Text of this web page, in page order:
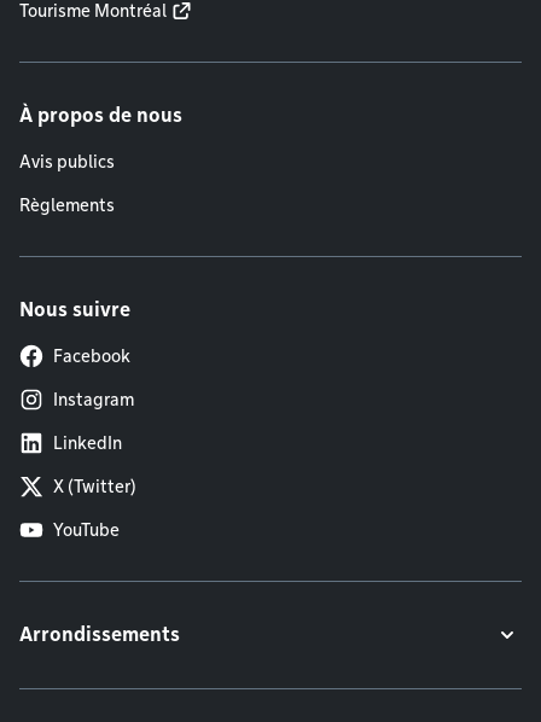
Tourisme Montréal
À propos de nous
Avis publics
Règlements
Nous suivre
Facebook
Instagram
LinkedIn
X (Twitter)
YouTube
Arrondissements